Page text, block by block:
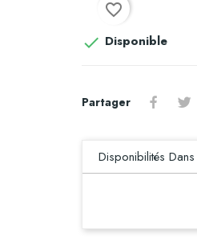
favorite_border
 Disponible
Partager
Disponibilités